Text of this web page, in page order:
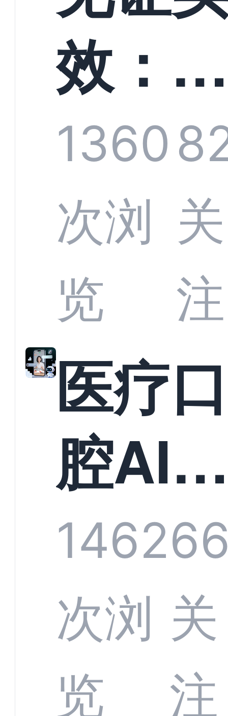
螳螂科
技何以
定义行
业标
准？
效：螳
螂科技
CRM
何助力
教育机
构实现
规模化
增长与
数字化
1360
次浏
览
关
注
医疗口
腔AI
服系统
全渠道
数据对
1462
次浏
览
关
注